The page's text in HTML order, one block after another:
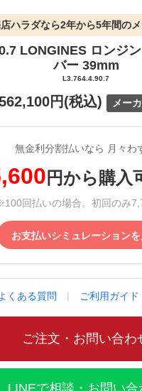
ハラダなら2年から5年間の
LONGINES ロンジ
バー 39mm
L3.764.4.90.7
円(税込) メー
無金利分割払いなら 月々わ
円から購入
回払いの場合。初回のみ
お支払いシミュレーション
くある質問 | ご利用ガイド
ご注文・お問い合わ